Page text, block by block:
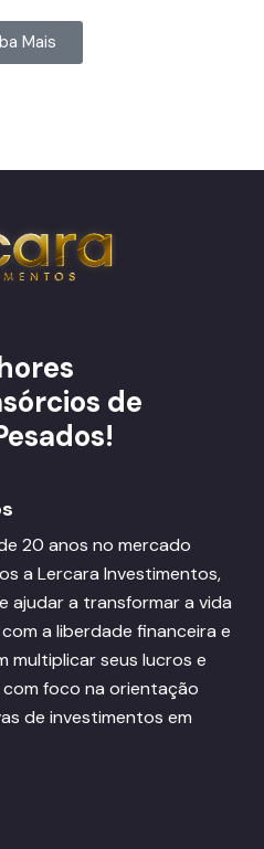
Mais
de
20 anos no mercado
a Lercara Investimentos,
ajudar a transformar a vida
a liberdade financeira e
multiplicar seus lucros e
foco na orientação
de investimentos em